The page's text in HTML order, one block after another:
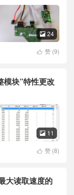
 24
 赞 (9)
模块”特性更改
 11
 赞 (8)
大读取速度的